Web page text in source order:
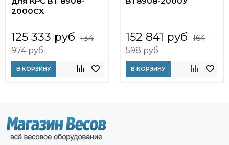
2000СХ
125 333 руб 134
974 руб
В КОРЗИНУ
152 841 руб 164
598 руб
В КОРЗИНУ